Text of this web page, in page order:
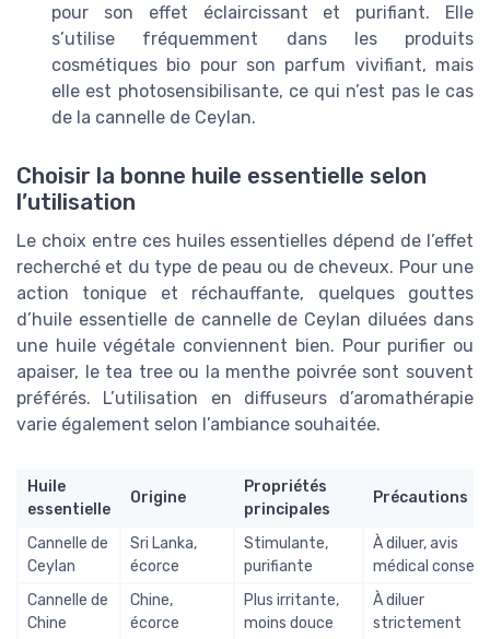
pour son effet éclaircissant et purifiant. Elle
s’utilise fréquemment dans les produits
cosmétiques bio pour son parfum vivifiant, mais
elle est photosensibilisante, ce qui n’est pas le cas
de la cannelle de Ceylan.
Choisir la bonne huile essentielle selon
l’utilisation
Le choix entre ces huiles essentielles dépend de l’effet
recherché et du type de peau ou de cheveux. Pour une
action tonique et réchauffante, quelques gouttes
d’huile essentielle de cannelle de Ceylan diluées dans
une huile végétale conviennent bien. Pour purifier ou
apaiser, le tea tree ou la menthe poivrée sont souvent
préférés. L’utilisation en diffuseurs d’aromathérapie
varie également selon l’ambiance souhaitée.
Huile
essentielle
Origine
Propriétés
principales
Précautions
Cannelle de
Ceylan
Sri Lanka,
écorce
Stimulante,
purifiante
À diluer, avis
médical
Cannelle de
Chine
Chine,
écorce
Plus irritante,
moins douce
À diluer
strictement